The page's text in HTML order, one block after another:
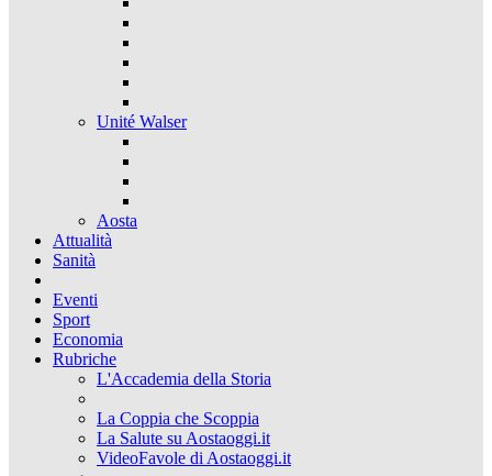
Unité Walser
Aosta
Attualità
Sanità
Eventi
Sport
Economia
Rubriche
L'Accademia della Storia
La Coppia che Scoppia
La Salute su Aostaoggi.it
VideoFavole di Aostaoggi.it